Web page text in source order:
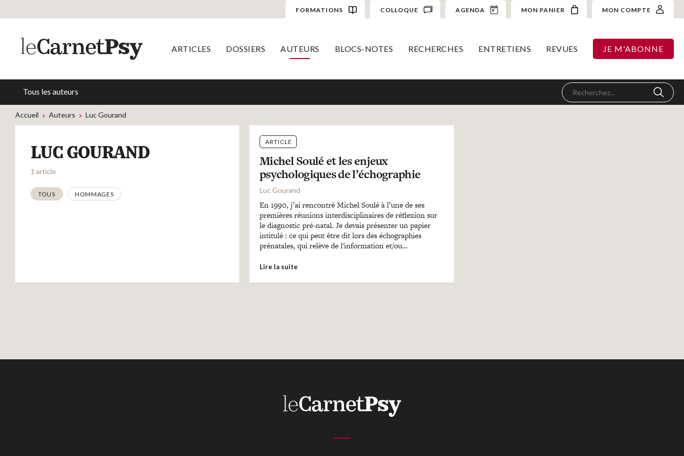
FORMATIONS COLLOQUE AGENDA MON PANIER MON COMPTE
ARTICLES DOSSIERS AUTEURS BLOCS-NOTES RECHERCHES ENTRETIENS REVUES JE M'ABONNE
Tous les auteurs
Accueil Auteurs Luc Gourand
LUC GOURAND
1 article
Thématiques
TOUS HOMMAGES
ARTICLE
Michel Soulé et les enjeux
psychologiques de l’échographie
Luc Gourand
En 1990, j’ai rencontré Michel Soulé à l’une de ses
premières réunions interdisciplinaires de réflexion sur
le diagnostic pré-natal. Je devais présenter un papier
intitulé : ce qui peut être dit lors des échographies
prénatales, qui relève de l'information et/ou…
Lire la suite